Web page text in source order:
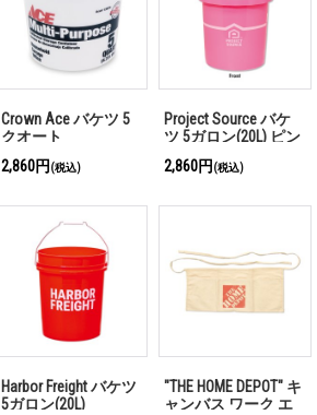
Crown Ace バケツ 5
クオート
2,860円 (税込)
Project Source バケ
ツ 5ガロン(20L) ピン
2,860円 (税込)
Harbor Freight バケツ
5ガロン(20L)
"THE HOME DEPOT" キ
ャンバス ワーク エ